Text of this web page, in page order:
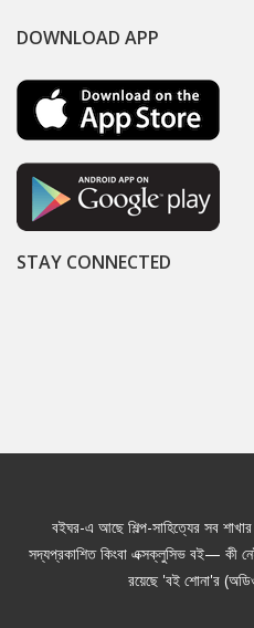
DOWNLOAD APP
STAY CONNECTED
বইঘর-এ আছে শিল্প-সাহিত্যের সব
সদ্যপ্রকাশিত কিংবা এক্সক্লুসিভ বই— কী
রয়েছে 'বই শোনা'র